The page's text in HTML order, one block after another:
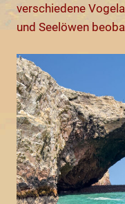
verschiedene
und Seelöwen